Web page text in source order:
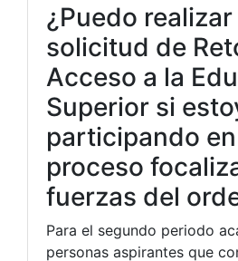
¿Puedo realizar
solicitud de
Acceso a la
Superior si
participando
proceso
fuerzas del
Para el segundo periodo
personas aspirantes que